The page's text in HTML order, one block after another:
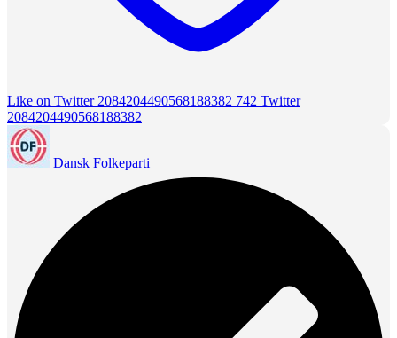
Like on Twitter 2084204490568188382 742 Twitter
2084204490568188382
Dansk Folkeparti